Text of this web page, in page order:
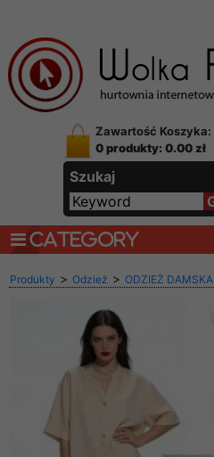
Zawartość Koszyka:
0 produkty: 0.00 zł
Szukaj
CATEGORY
Produkty > Odzież > ODZIEŻ DAMSKA